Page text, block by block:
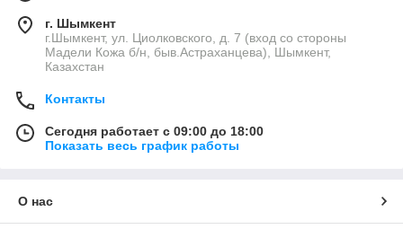
г. Шымкент
г.Шымкент, ул. Циолковского, д. 7 (вход со стороны
Мадели Кожа б/н, быв.Астраханцева), Шымкент,
Казахстан
Контакты
Сегодня работает с 09:00 до 18:00
Показать весь график работы
О нас